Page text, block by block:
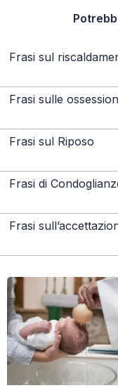
Frasi sul
Frasi sulle
Frasi sul Riposo
Frasi di
Frasi